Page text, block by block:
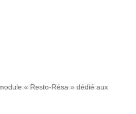
« Resto-Résa » dédié aux